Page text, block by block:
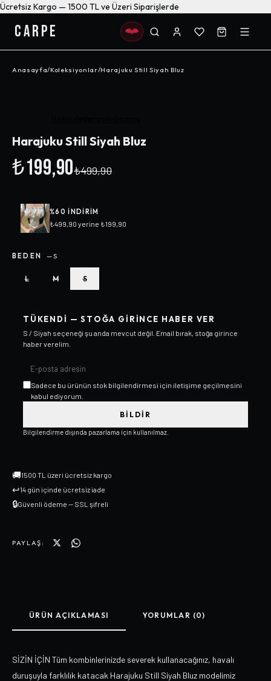
Ücretsiz Kargo — 1500 TL ve Üzeri Siparişlerde
CARPE
Anasayfa/Koleksiyonlar/Harajuku Still Siyah Bluz
Harajuku Still Siyah Bluz
₺199,90₺499,90
%60 INDIRIM
₺499,90 yerine ₺199,90
BEDEN —S
L M S
TÜKENDI — STOĞA GIRINCE HABER VER
S / Siyah seçeneği şu anda mevcut değil. Email bırak, stoğa girince
haber verelim.
Sadece bu ürünün stok bilgilendirmesi için iletişime geçilmesini
kabul ediyorum.
BILDIR
Bilgilendirme dışında pazarlama için kullanılmaz.
🚚1500 TL üzeri ücretsiz kargo
↩14 gün içinde ücretsiz iade
🔒Güvenli ödeme — SSL şifreli
PAYLAŞ:
ÜRÜN AÇIKLAMASI YORUMLAR (0)
SİZİN İÇİN Tüm kombinlerinizde severek kullanacağınız, havalı
duruşuyla farklılık katacak Harajuku Still Siyah Bluz modelimiz